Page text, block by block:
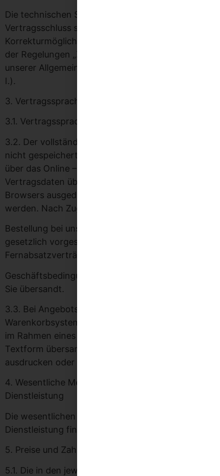
Die technischen Schritte zum Vertragsschluss, der
Vertragsschluss selbst und die
Korrekturmöglichkeiten erfolgen nach Maßgabe
der Regelungen „Zustandekommen des Vertrages“
unserer Allgemeinen Geschäftsbedingungen (Teil
I.).
3. Vertragssprache, Vertragstextspeicherung
3.1. Vertragssprache ist deutsch .
3.2. Der vollständige Vertragstext wird von uns
nicht gespeichert. Vor Absenden der Bestellung
über das Online – Warenkorbsystem können die
Vertragsdaten über die Druckfunktion des
Browsers ausgedruckt oder elektronisch gesichert
werden. Nach Zugang der
Bestellung bei uns werden die Bestelldaten, die
gesetzlich vorgeschriebenen Informationen bei
Fernabsatzverträgen und die Allgemeinen
Geschäftsbedingungen nochmals per E-Mail an
Sie übersandt.
3.3. Bei Angebotsanfragen außerhalb des Online-
Warenkorbsystems erhalten Sie alle Vertragsdaten
im Rahmen eines verbindlichen Angebotes in
Textform übersandt, z.B. per E-Mail, welche Sie
ausdrucken oder elektronisch sichern können.
4. Wesentliche Merkmale der Ware oder
Dienstleistung
Die wesentlichen Merkmale der Ware und/oder
Dienstleistung finden sich im jeweiligen Angebot.
5. Preise und Zahlungsmodalitäten
5.1. Die in den jeweiligen Angeboten angeführten